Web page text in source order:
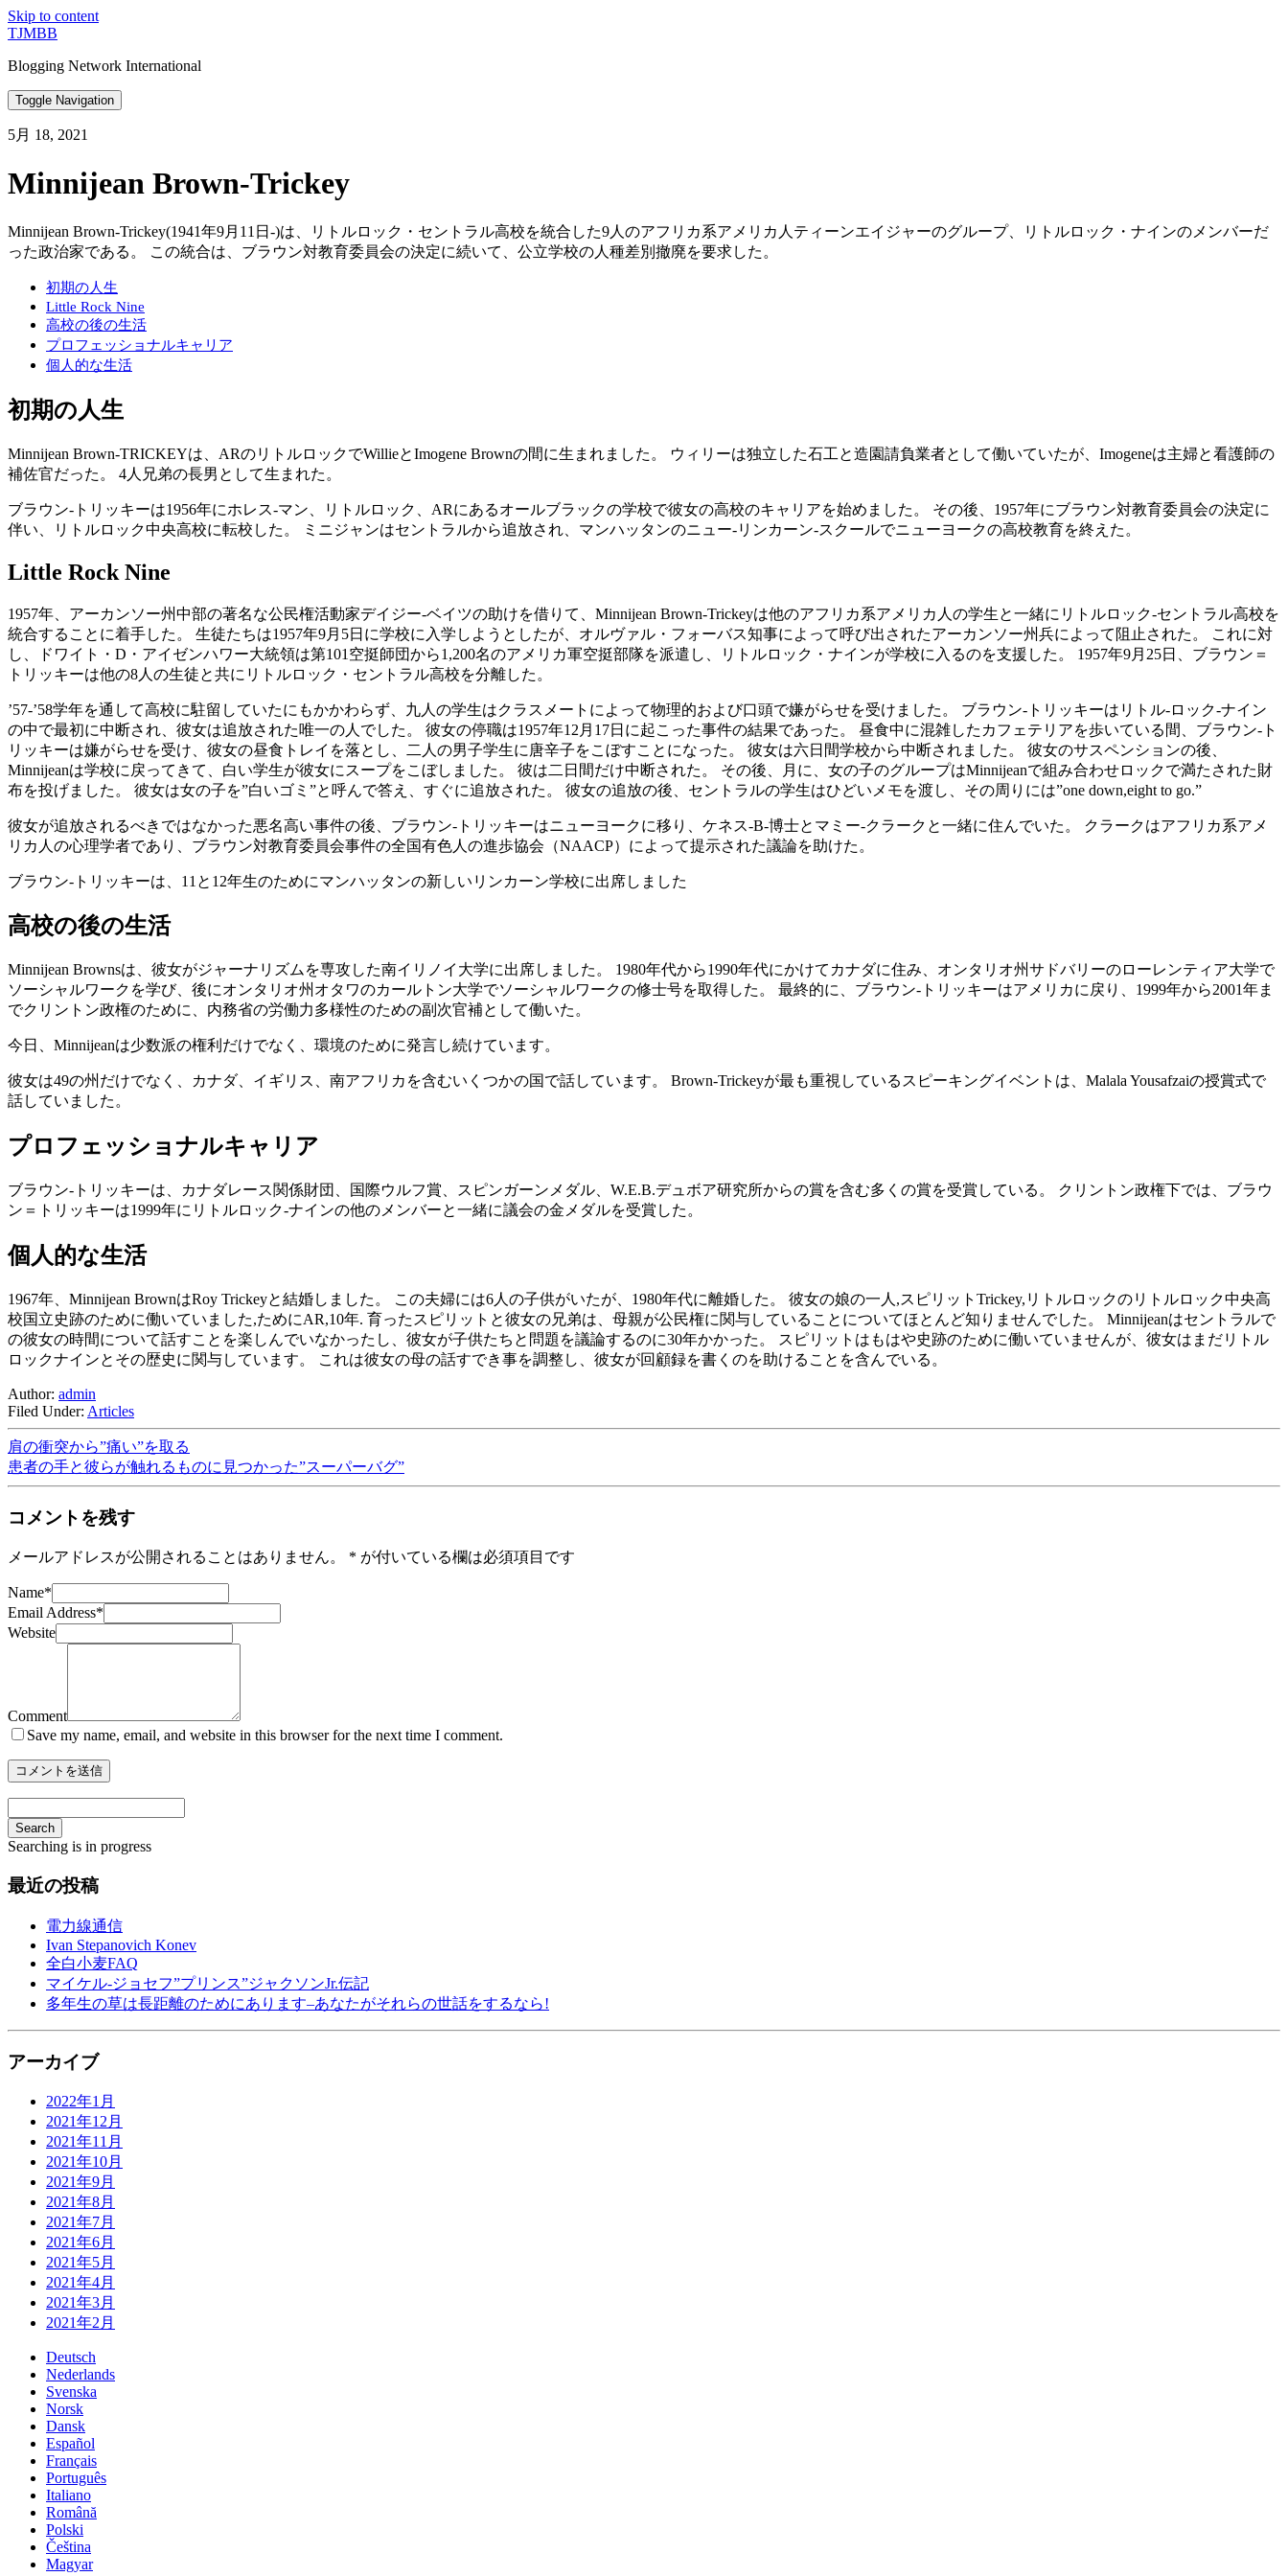
Skip to content
TJMBB
Blogging Network International
Toggle Navigation
5月 18, 2021
Minnijean Brown-Trickey
Minnijean Brown-Trickey(1941年9月11日-)は、リトルロック・セントラル高校を統合した9人のアフリカ系アメリカ人ティーンエイジャーのグループ、リトルロック・ナインのメンバーだ
った政治家である。 この統合は、ブラウン対教育委員会の決定に続いて、公立学校の人種差別撤廃を要求した。
初期の人生
Little Rock Nine
高校の後の生活
プロフェッショナルキャリア
個人的な生活
初期の人生
Minnijean Brown-TRICKEYは、ARのリトルロックでWillieとImogene Brownの間に生まれました。 ウィリーは独立した石工と造園請負業者として働いていたが、Imogeneは主婦と看護師の
補佐官だった。 4人兄弟の長男として生まれた。
ブラウン-トリッキーは1956年にホレス-マン、リトルロック、ARにあるオールブラックの学校で彼女の高校のキャリアを始めました。 その後、1957年にブラウン対教育委員会の決定に
伴い、リトルロック中央高校に転校した。 ミニジャンはセントラルから追放され、マンハッタンのニュー-リンカーン-スクールでニューヨークの高校教育を終えた。
Little Rock Nine
1957年、アーカンソー州中部の著名な公民権活動家デイジー-ベイツの助けを借りて、Minnijean Brown-Trickeyは他のアフリカ系アメリカ人の学生と一緒にリトルロック-セントラル高校を
統合することに着手した。 生徒たちは1957年9月5日に学校に入学しようとしたが、オルヴァル・フォーバス知事によって呼び出されたアーカンソー州兵によって阻止された。 これに対
し、ドワイト・D・アイゼンハワー大統領は第101空挺師団から1,200名のアメリカ軍空挺部隊を派遣し、リトルロック・ナインが学校に入るのを支援した。 1957年9月25日、ブラウン＝
トリッキーは他の8人の生徒と共にリトルロック・セントラル高校を分離した。
’57-’58学年を通して高校に駐留していたにもかかわらず、九人の学生はクラスメートによって物理的および口頭で嫌がらせを受けました。 ブラウン-トリッキーはリトル-ロック-ナイン
の中で最初に中断され、彼女は追放された唯一の人でした。 彼女の停職は1957年12月17日に起こった事件の結果であった。 昼食中に混雑したカフェテリアを歩いている間、ブラウン-ト
リッキーは嫌がらせを受け、彼女の昼食トレイを落とし、二人の男子学生に唐辛子をこぼすことになった。 彼女は六日間学校から中断されました。 彼女のサスペンションの後、
Minnijeanは学校に戻ってきて、白い学生が彼女にスープをこぼしました。 彼は二日間だけ中断された。 その後、月に、女の子のグループはMinnijeanで組み合わせロックで満たされた財
布を投げました。 彼女は女の子を”白いゴミ”と呼んで答え、すぐに追放された。 彼女の追放の後、セントラルの学生はひどいメモを渡し、その周りには”one down,eight to go.”
彼女が追放されるべきではなかった悪名高い事件の後、ブラウン-トリッキーはニューヨークに移り、ケネス-B-博士とマミー-クラークと一緒に住んでいた。 クラークはアフリカ系アメ
リカ人の心理学者であり、ブラウン対教育委員会事件の全国有色人の進歩協会（NAACP）によって提示された議論を助けた。
ブラウン-トリッキーは、11と12年生のためにマンハッタンの新しいリンカーン学校に出席しました
高校の後の生活
Minnijean Brownsは、彼女がジャーナリズムを専攻した南イリノイ大学に出席しました。 1980年代から1990年代にかけてカナダに住み、オンタリオ州サドバリーのローレンティア大学で
ソーシャルワークを学び、後にオンタリオ州オタワのカールトン大学でソーシャルワークの修士号を取得した。 最終的に、ブラウン-トリッキーはアメリカに戻り、1999年から2001年ま
でクリントン政権のために、内務省の労働力多様性のための副次官補として働いた。
今日、Minnijeanは少数派の権利だけでなく、環境のために発言し続けています。
彼女は49の州だけでなく、カナダ、イギリス、南アフリカを含むいくつかの国で話しています。 Brown-Trickeyが最も重視しているスピーキングイベントは、Malala Yousafzaiの授賞式で
話していました。
プロフェッショナルキャリア
ブラウン-トリッキーは、カナダレース関係財団、国際ウルフ賞、スピンガーンメダル、W.E.B.デュボア研究所からの賞を含む多くの賞を受賞している。 クリントン政権下では、ブラウ
ン＝トリッキーは1999年にリトルロック-ナインの他のメンバーと一緒に議会の金メダルを受賞した。
個人的な生活
1967年、Minnijean BrownはRoy Trickeyと結婚しました。 この夫婦には6人の子供がいたが、1980年代に離婚した。 彼女の娘の一人,スピリットTrickey,リトルロックのリトルロック中央高
校国立史跡のために働いていました,ためにAR,10年. 育ったスピリットと彼女の兄弟は、母親が公民権に関与していることについてほとんど知りませんでした。 Minnijeanはセントラルで
の彼女の時間について話すことを楽しんでいなかったし、彼女が子供たちと問題を議論するのに30年かかった。 スピリットはもはや史跡のために働いていませんが、彼女はまだリトル
ロックナインとその歴史に関与しています。 これは彼女の母の話すでき事を調整し、彼女が回顧録を書くのを助けることを含んでいる。
Author: admin
Filed Under: Articles
肩の衝突から”痛い”を取る
患者の手と彼らが触れるものに見つかった”スーパーバグ”
コメントを残す
メールアドレスが公開されることはありません。 * が付いている欄は必須項目です
Name*
Email Address*
Website
Comment
Save my name, email, and website in this browser for the next time I comment.
Search
Searching is in progress
最近の投稿
電力線通信
Ivan Stepanovich Konev
全白小麦FAQ
マイケル-ジョセフ”プリンス”ジャクソンJr.伝記
多年生の草は長距離のためにあります–あなたがそれらの世話をするなら!
アーカイブ
2022年1月
2021年12月
2021年11月
2021年10月
2021年9月
2021年8月
2021年7月
2021年6月
2021年5月
2021年4月
2021年3月
2021年2月
Deutsch
Nederlands
Svenska
Norsk
Dansk
Español
Français
Português
Italiano
Română
Polski
Čeština
Magyar